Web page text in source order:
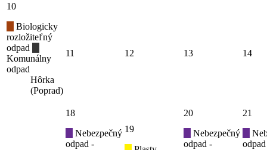
10
Biologicky
rozložiteľný
odpad
Komunálny
odpad
Hôrka
(Poprad)
11 12 13 14
18
Nebezpečný
odpad -
19
20
Nebezpečný
odpad -
21